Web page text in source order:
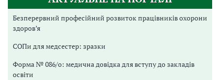
Безперервний професійний розвиток працівників охорони
здоров’я
СОПи для медсестер: зразки
Форма № 086/о: медична довідка для вступу до закладів
освіти